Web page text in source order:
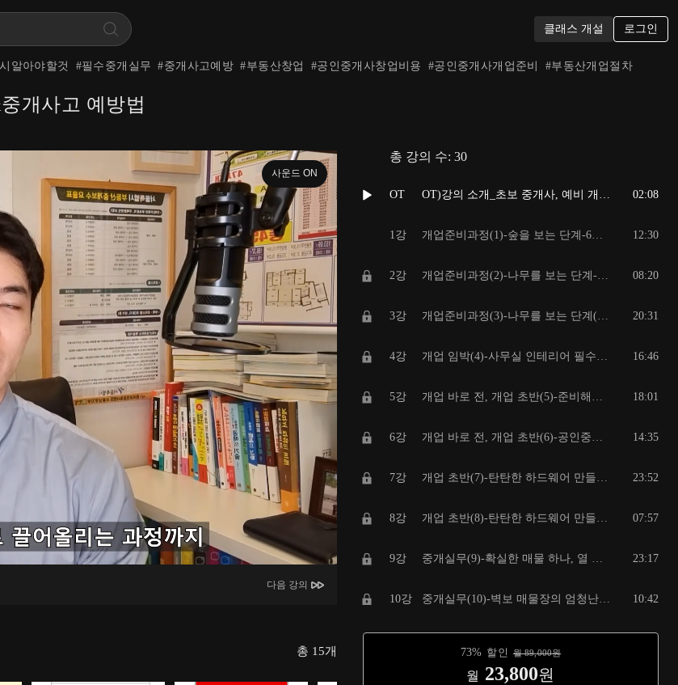
클래스 개설 로그인
알아야할것 #필수중개실무 #중개사고예방 #부동산창업 #공인중개사창업비용 #공인중개사개업준비 #부동산개업절차
개사고 예방법
사운드 ON
다음 강의
총 강의 수: 30
OT OT)강의 소개_초보 중개사, 예비 개업 공인중개사가 알아야할 모든 것 02:08
1강 개업준비과정(1)-숲을 보는 단계-6하원칙을 바탕으로 큰 계획을 세우고, 수치화하기 12:30
2강 개업준비과정(2)-나무를 보는 단계-개설등록절차 방법 8단계 소개 08:20
3강 개업준비과정(3)-나무를 보는 단계(2)-사무실 오픈-준비물 List 총정리 20:31
4강 개업 임박(4)-사무실 인테리어 필수&도움주는 아이템 16:46
5강 개업 바로 전, 개업 초반(5)-준비해두면 좋은 꿀팁 10가지 모음 18:01
6강 개업 바로 전, 개업 초반(6)-공인중개사 필수 즐겨찾기 사이트 정리 14:35
7강 개업 초반(7)-탄탄한 하드웨어 만들기(1) 23:52
8강 개업 초반(8)-탄탄한 하드웨어 만들기(2)-"브랜딩" 07:57
9강 중개실무(9)-확실한 매물 하나, 열 매물 안부럽게 하는 방법! 광고비 최소한으로 들이고 가성비 높이는 방법 23:17
10강 중개실무(10)-벽보 매물장의 엄청난 효과 10:42
09:28
73% 할인 월89,000원
월 23,800원
총 15개